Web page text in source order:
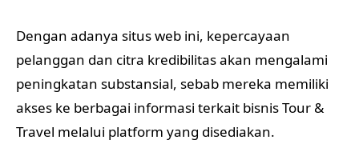
Dengan adanya situs web ini, kepercayaan
pelanggan dan citra kredibilitas akan mengalami
peningkatan substansial, sebab mereka memiliki
akses ke berbagai informasi terkait bisnis Tour &
Travel melalui platform yang disediakan.